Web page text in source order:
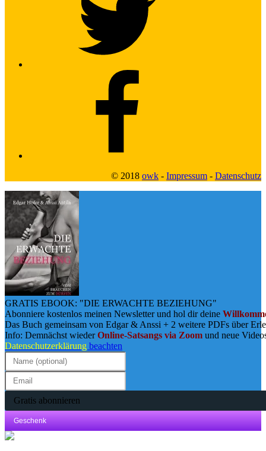
© 2018 owk - Impressum - Datenschutz
GRATIS EBOOK: "DIE ERWACHTE BEZIEHUNG"
Abonniere kostenlos meinen Newsletter und hol dir deine
Das Buch gemeinsam von Edgar & Anssi + 2 weitere PDFs über
Info: Demnächst wiederOnline-Satsangs via Zoom und neue
Datenschutzerklärung beachten
Gratis abonnieren
Geschenk